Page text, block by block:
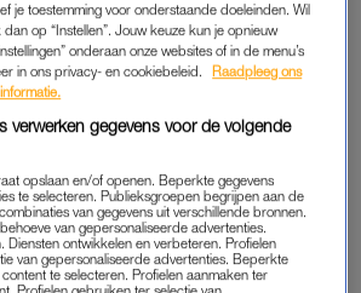
“Ik lig hier wel goed”, zei ze, terwijl ze
het ziekenhuis keek, en naar het bos
afgesproken dat ze morfine tegen de
name de relatie tussen zoon en
staat erop om haar zelf te verzorgen en
van haar zijde.
GERAAKT
ligt een man van middelbare leeftijd. Het
je toestemming voor onderstaande doeleinden. Wil
dan op “Instellen”. Jouw keuze kun je opnieuw
onderaan onze websites of in de menu’s
in ons privacy- en cookiebeleid.
Raadpleeg ons
verwerken gegevens voor de volgende
opslaan en/of openen. Beperkte gegevens
te selecteren. Publieksgroepen begrijpen aan de
van gegevens uit verschillende bronnen.
van gepersonaliseerde advertenties.
Diensten ontwikkelen en verbeteren. Profielen
van gepersonaliseerde advertenties. Beperkte
te selecteren. Profielen aanmaken ter